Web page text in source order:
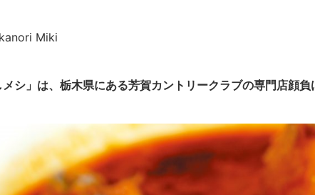
Miki
シ」は、栃木県にある芳賀カントリークラブの専門店顔